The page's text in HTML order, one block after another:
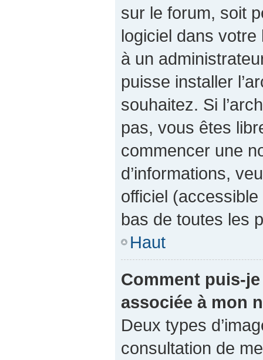
sur le forum, soit
logiciel dans
à un
puisse installer
souhaitez. Si
pas, vous êtes
commencer une
d’informations,
officiel
bas de toutes les
Haut
Comment puis-
associée à mon
Deux types
consultation de